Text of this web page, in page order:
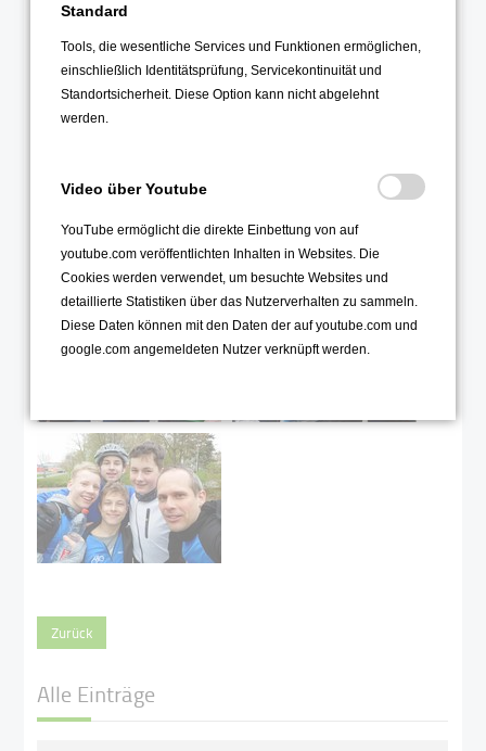
Zurück
Alle Einträge
Standard
Tools, die wesentliche Services und Funktionen ermöglichen,
einschließlich Identitätsprüfung, Servicekontinuität und
Standortsicherheit. Diese Option kann nicht abgelehnt
werden.
Video über Youtube
YouTube ermöglicht die direkte Einbettung von auf
youtube.com veröffentlichten Inhalten in Websites. Die
Cookies werden verwendet, um besuchte Websites und
detaillierte Statistiken über das Nutzerverhalten zu sammeln.
Diese Daten können mit den Daten der auf youtube.com und
google.com angemeldeten Nutzer verknüpft werden.